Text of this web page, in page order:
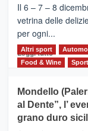
–
Vivicittà,
alla
scoperta
del
territorio,
e
messaggi
di
Il 6 – 7 – 8
vetrina delle
per ogni...
Leggi tuttoLeggi
di
DI
SICILIA
Altri sport
Food & Wine
Sport
Mondello
al Dente”, l’
grano duro